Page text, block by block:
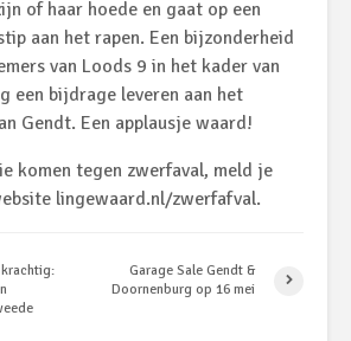
of haar hoede en gaat op een
aan het rapen. Een bijzonderheid
van Loods 9 in het kader van
een bijdrage leveren aan het
Gendt. Een applausje waard!
komen tegen zwerfaval, meld je
lingewaard.nl/zwerfafval.
Garage Sale Gendt &
Doornenburg op 16 mei